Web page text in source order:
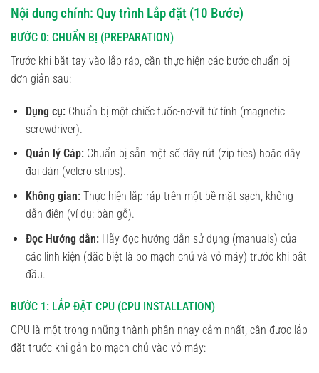
Nội dung chính: Quy trình Lắp đặt (10 Bước)
BƯỚC 0: CHUẨN BỊ (PREPARATION)
Trước khi bắt tay vào lắp ráp, cần thực hiện các bước chuẩn bị
đơn giản sau:
Dụng cụ: Chuẩn bị một chiếc tuốc-nơ-vít từ tính (magnetic
screwdriver).
Quản lý Cáp: Chuẩn bị sẵn một số dây rút (zip ties) hoặc dây
đai dán (velcro strips).
Không gian: Thực hiện lắp ráp trên một bề mặt sạch, không
dẫn điện (ví dụ: bàn gỗ).
Đọc Hướng dẫn: Hãy đọc hướng dẫn sử dụng (manuals) của
các linh kiện (đặc biệt là bo mạch chủ và vỏ máy) trước khi bắt
đầu.
BƯỚC 1: LẮP ĐẶT CPU (CPU INSTALLATION)
CPU là một trong những thành phần nhạy cảm nhất, cần được lắp
đặt trước khi gắn bo mạch chủ vào vỏ máy: